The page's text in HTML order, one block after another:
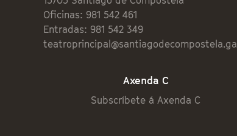
Oficinas: 981 542 461
Entradas: 981 542 349
teatroprincipal@santiagodecompostela.gal
Axenda C
Subscríbete á Axenda C